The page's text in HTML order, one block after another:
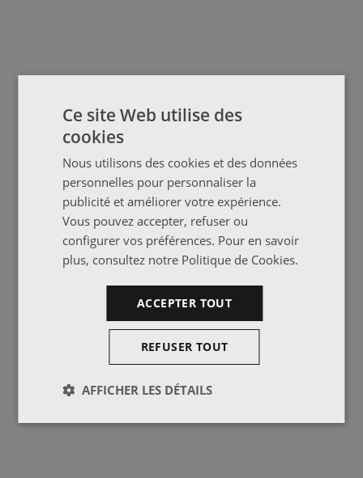
Ce site Web utilise des
cookies
Nous utilisons des cookies et des données
personnelles pour personnaliser la
publicité et améliorer votre expérience.
Vous pouvez accepter, refuser ou
configurer vos préférences. Pour en savoir
plus, consultez notre Politique de Cookies.
ACCEPTER TOUT
REFUSER TOUT
AFFICHER LES DÉTAILS